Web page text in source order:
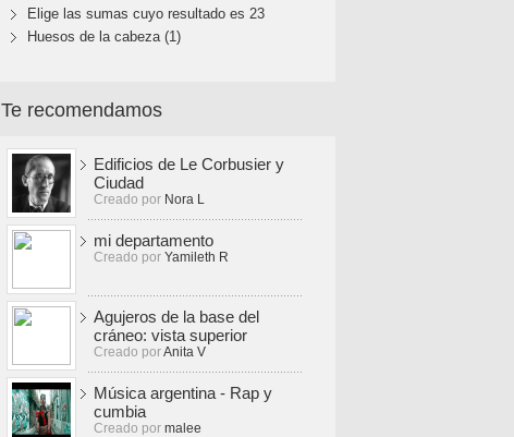
Elige las sumas cuyo resultado es 23
Huesos de la cabeza (1)
Te recomendamos
Edificios de Le Corbusier y
Ciudad
Creado por Nora L
mi departamento
Creado por Yamileth R
Agujeros de la base del
cráneo: vista superior
Creado porAnita V
Música argentina - Rap y
cumbia
Creado por malee